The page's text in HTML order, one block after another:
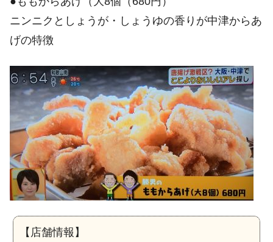
ニンニクとしょうが・しょうゆの香りが中津からあ
げの特徴
【店舗情報】